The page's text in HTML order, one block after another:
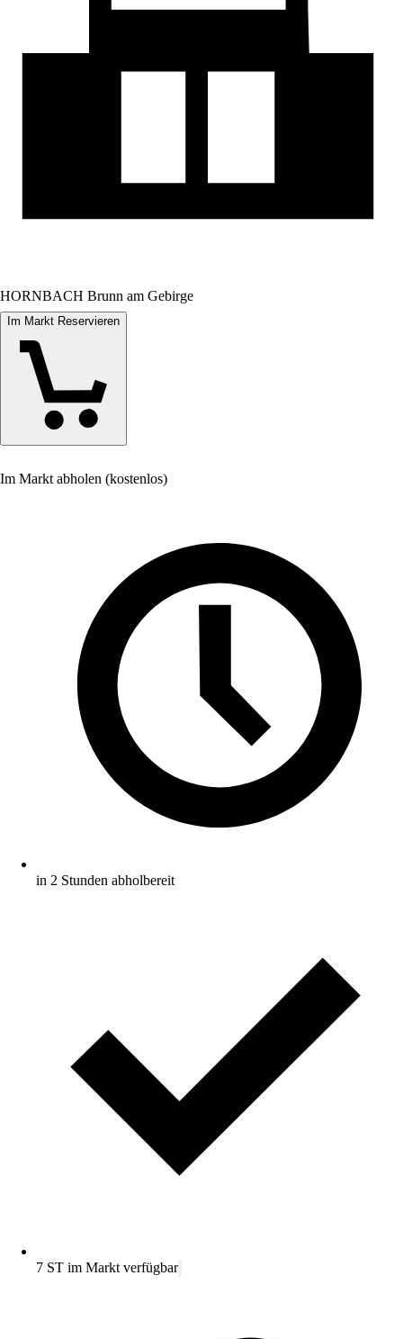
HORNBACH Brunn am Gebirge
Im Markt Reservieren
Im Markt abholen (kostenlos)
in 2 Stunden abholbereit
7 ST im Markt verfügbar